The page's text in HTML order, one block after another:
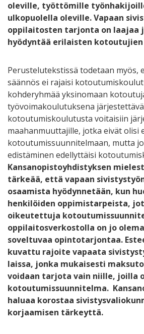
oleville, työttömille
ulkopuolella oleville. Vapaan
oppilaitosten tarjonta on laajaa
hyödyntää erilaisten
Perustelutekstissä todetaan myös,
säännös ei rajaisi
kohderyhmää yksinomaan
työvoimakoulutuksena
kotoutumiskoulutusta voitaisiin
maahanmuuttajille, jotka eivät olisi
kotoutumissuunnitelmaan, mutta
edistäminen edellyttäisi
Kansanopistoyhdistyksen
tärkeää, että vapaan
osaamista hyödynnetään, kun
henkilöiden oppimistarpeista,
oikeutettuja
oppilaitosverkostolla on jo
soveltuvaa opintotarjontaa.
kuvattu rajoite vapaata
laissa, jonka mukaisesti
voidaan tarjota vain niille, joilla
kotoutumissuunnitelma.
haluaa korostaa
korjaamisen tärkeyttä.